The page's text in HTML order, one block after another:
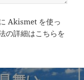
Akismet を使っ
の詳細はこちらを